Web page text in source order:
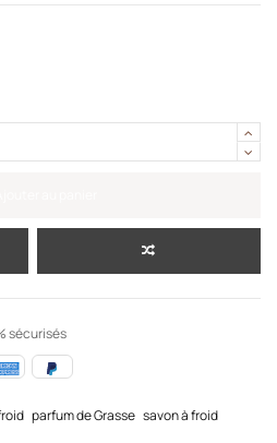
sécurisés
parfum de Grasse savon à froid